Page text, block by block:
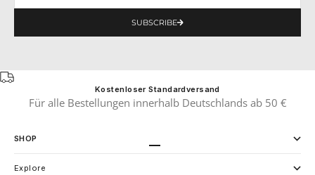
SUBSCRIBE
Kostenloser Standardversand
Für alle Bestellungen innerhalb Deutschlands ab 50 €
SHOP
Explore